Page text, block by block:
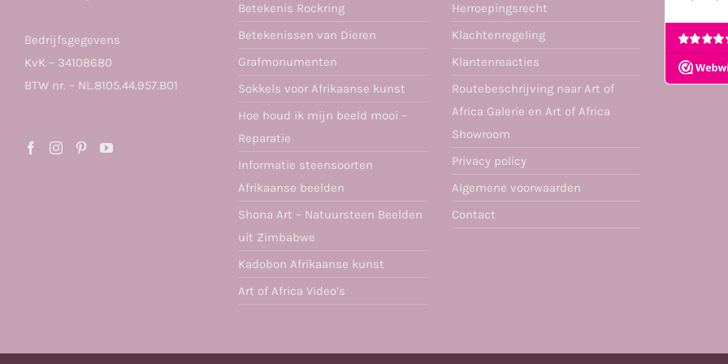
Bedrijfsgegevens
KvK – 34108680
BTW nr. – NL.8105.44.957.B01
Betekenis Rockring
Betekenissen van Dieren
Grafmonumenten
Sokkels voor Afrikaanse kunst
Hoe houd ik mijn beeld mooi –
Reparatie
Informatie steensoorten
Afrikaanse beelden
Shona Art – Natuursteen Beelden
uit Zimbabwe
Kadobon Afrikaanse kunst
Art of Africa Video’s
Herroepingsrecht
Klachtenregeling
Klantenreacties
Routebeschrijving naar Art of
Africa Galerie en Art of Africa
Showroom
Privacy policy
Algemene voorwaarden
Contact